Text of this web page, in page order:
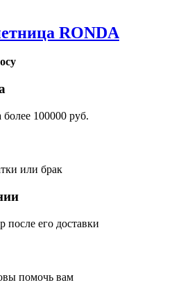
RONDA
100000 руб.
или брак
после его доставки
помочь вам